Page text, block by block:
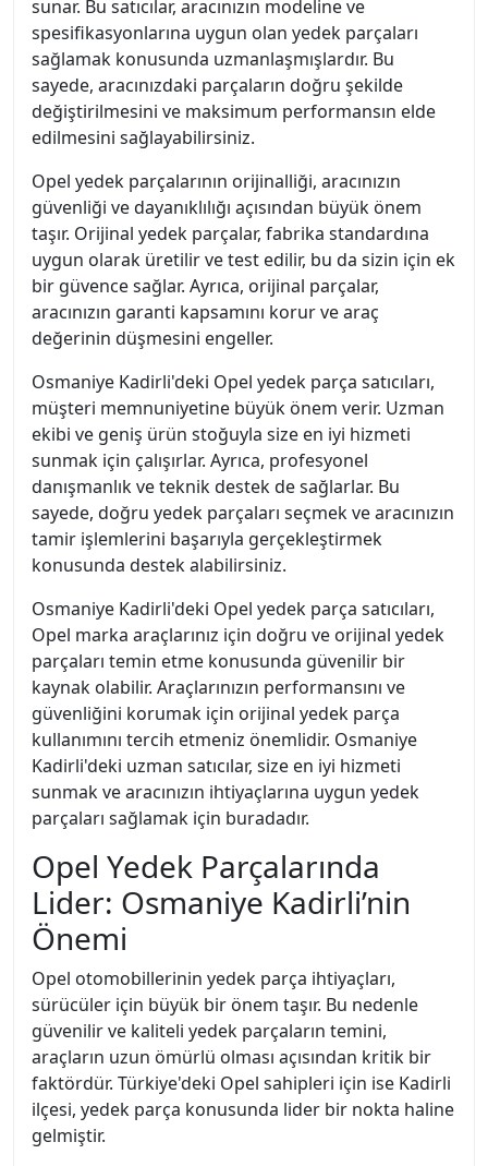
sunar. Bu satıcılar, aracınızın modeline ve
spesifikasyonlarına uygun olan yedek parçaları
sağlamak konusunda uzmanlaşmışlardır. Bu
sayede, aracınızdaki parçaların doğru şekilde
değiştirilmesini ve maksimum performansın elde
edilmesini sağlayabilirsiniz.
Opel yedek parçalarının orijinalliği, aracınızın
güvenliği ve dayanıklılığı açısından büyük önem
taşır. Orijinal yedek parçalar, fabrika standardına
uygun olarak üretilir ve test edilir, bu da sizin için ek
bir güvence sağlar. Ayrıca, orijinal parçalar,
aracınızın garanti kapsamını korur ve araç
değerinin düşmesini engeller.
Osmaniye Kadirli'deki Opel yedek parça satıcıları,
müşteri memnuniyetine büyük önem verir. Uzman
ekibi ve geniş ürün stoğuyla size en iyi hizmeti
sunmak için çalışırlar. Ayrıca, profesyonel
danışmanlık ve teknik destek de sağlarlar. Bu
sayede, doğru yedek parçaları seçmek ve aracınızın
tamir işlemlerini başarıyla gerçekleştirmek
konusunda destek alabilirsiniz.
Osmaniye Kadirli'deki Opel yedek parça satıcıları,
Opel marka araçlarınız için doğru ve orijinal yedek
parçaları temin etme konusunda güvenilir bir
kaynak olabilir. Araçlarınızın performansını ve
güvenliğini korumak için orijinal yedek parça
kullanımını tercih etmeniz önemlidir. Osmaniye
Kadirli'deki uzman satıcılar, size en iyi hizmeti
sunmak ve aracınızın ihtiyaçlarına uygun yedek
parçaları sağlamak için buradadır.
Opel Yedek Parçalarında
Lider: Osmaniye Kadirli’nin
Önemi
Opel otomobillerinin yedek parça ihtiyaçları,
sürücüler için büyük bir önem taşır. Bu nedenle
güvenilir ve kaliteli yedek parçaların temini,
araçların uzun ömürlü olması açısından kritik bir
faktördür. Türkiye'deki Opel sahipleri için ise Kadirli
ilçesi, yedek parça konusunda lider bir nokta haline
gelmiştir.